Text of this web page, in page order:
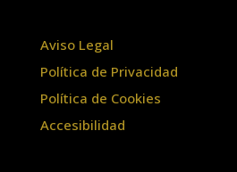
Aviso Legal
Política de Privacidad
Política de Cookies
Accesibilidad